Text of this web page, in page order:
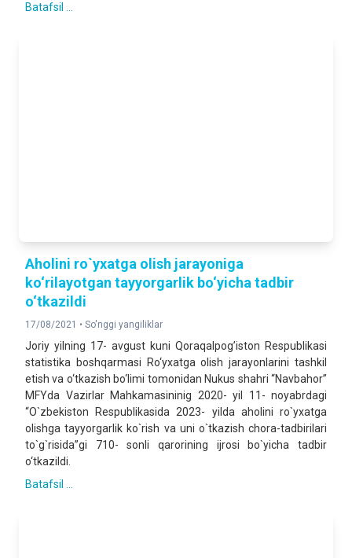
Batafsil ...
Aholini ro`yxatga olish jarayoniga
ko‘rilayotgan tayyorgarlik bo‘yicha tadbir
o‘tkazildi
17/08/2021 • So'nggi yangiliklar
Joriy yilning 17- avgust kuni Qoraqalpog’iston Respublikasi
statistika boshqarmasi Ro‘yxatga olish jarayonlarini tashkil
etish va o‘tkazish bo‘limi tomonidan Nukus shahri “Navbahor”
MFYda Vazirlar Mahkamasininig 2020- yil 11- noyabrdagi
“O`zbekiston Respublikasida 2023- yilda aholini ro`yxatga
olishga tayyorgarlik ko`rish va uni o`tkazish chora-tadbirilari
to`g`risida”gi 710- sonli qarorining ijrosi bo`yicha tadbir
o‘tkazildi.
Batafsil ...